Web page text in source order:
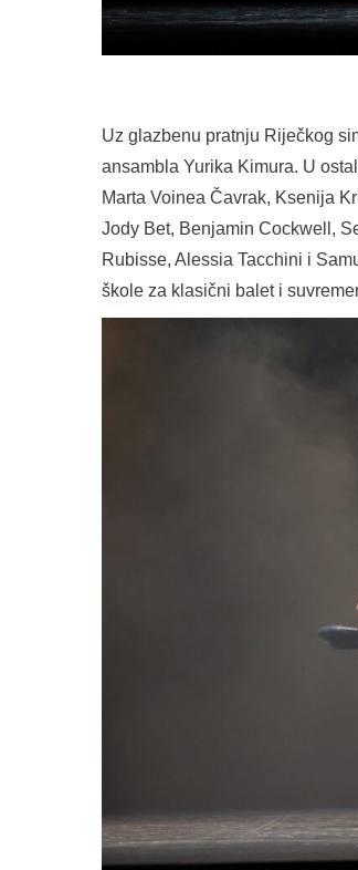
Uz glazbenu pratnju Riječkog
ansambla Yurika Kimura. U
Marta Voinea Čavrak, Ksenija
Jody Bet, Benjamin Cockwell,
Rubisse, Alessia Tacchini i
škole za klasični balet i